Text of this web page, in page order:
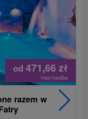
od 471,66zł
/noc/osoba
razem w